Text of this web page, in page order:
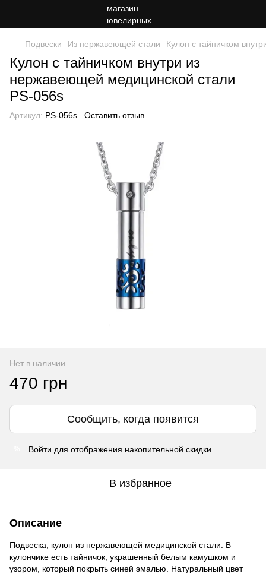
Подвески Из нержавеющей стали Кулон с тайничком
Кулон с тайничком внутри из
нержавеющей медицинской стали
PS-056s
Артикул: PS-056s Оставить отзыв
Нет в наличии
470 грн
Сообщить, когда появится
Войти для отображения накопительной скидки
В избранное
Описание
Подвеска, кулон из нержавеющей медицинской стали. В
кулончике есть тайничок, украшенный белым камушком и
узором, который покрыть синей эмалью. Натуральный цвет